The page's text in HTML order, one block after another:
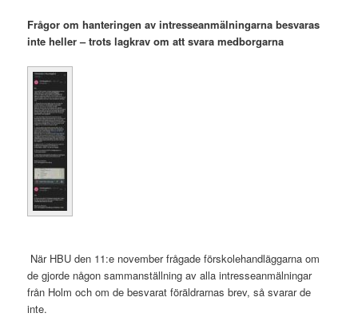
Frågor om hanteringen av intresseanmälningarna besvaras
inte heller – trots lagkrav om att svara medborgarna
När HBU den 11:e november frågade förskolehandläggarna om
de gjorde någon sammanställning av alla intresseanmälningar
från Holm och om de besvarat föräldrarnas brev, så svarar de
inte.